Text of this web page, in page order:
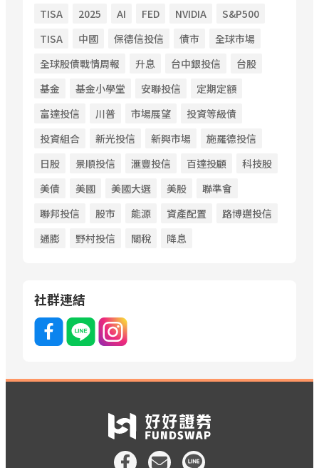
TISA 2025 AI FED NVIDIA
S&P500
TISA
中國 保德信投信 債市
全球市場
全球股債戰情周報
升息 台中銀投信
台股
基金
基金小學堂 安聯投信
定期定額
富達投信
川普 市場展望
投資等級債
投資組合
新光投信 新興市場
施羅德投信
日股
景順投信 滙豐投信 百達投顧
科技股
美債
美國 美國大選 美股
聯準會
聯邦投信
股市 能源 資產配置
路博邁投信
通膨
野村投信 關稅 降息
社群連結